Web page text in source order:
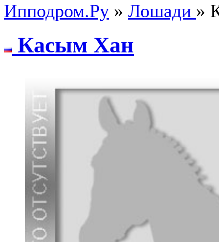
Ипподром.Ру » Лошади »
Кaсым Xaн